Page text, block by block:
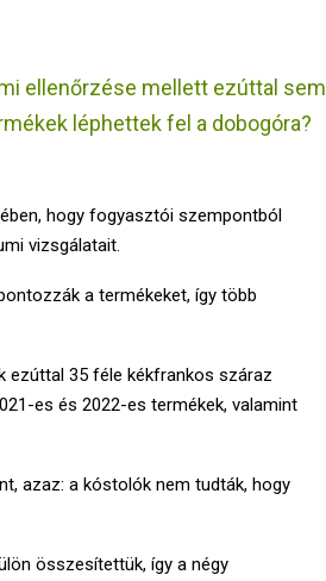
ellenőrzése mellett ezúttal sem
léphettek fel a dobogóra?
hogy fogyasztói szempontból
vizsgálatait.
a termékeket, így több
ezúttal 35 féle kékfrankos száraz
es és 2022-es termékek, valamint
azaz: a kóstolók nem tudták, hogy
összesítettük, így a négy